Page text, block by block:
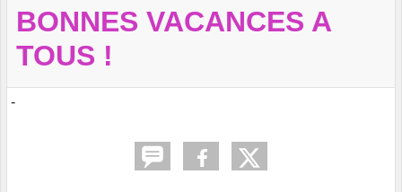
BONNES VACANCES A
TOUS !
-